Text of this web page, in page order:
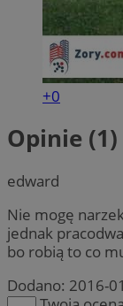
+0
Opinie (1)
edward
Nie mogę
jednak
bo robią to co
Dodano: 2016-